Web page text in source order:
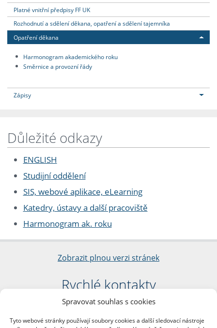
Spravovat souhlas s cookies
Tyto webové stránky používají soubory cookies a další sledovací nástroje
Platné vnitřní předpisy FF UK
Rozhodnutí a sdělení děkana, opatření a sdělení tajemníka
Opatření děkana
Harmonogram akademického roku
Směrnice a provozní řády
Zápisy
Důležité odkazy
ENGLISH
Studijní oddělení
SIS, webové aplikace, eLearning
Katedry, ústavy a další pracoviště
Harmonogram ak. roku
Zobrazit plnou verzi stránek
Rychlé kontakty
Filozofická fakulta
nám. Jana Palacha 1/2